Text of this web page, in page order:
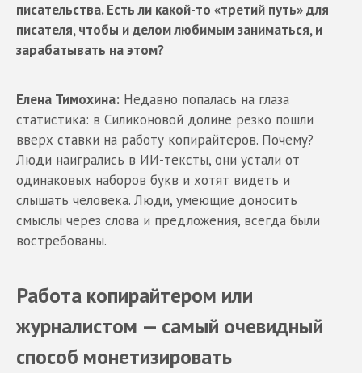
писательства. Есть ли какой-то «третий путь» для
писателя, чтобы и делом любимым заниматься, и
зарабатывать на этом?
Елена Тимохина: Недавно попалась на глаза
статистика: в Силиконовой долине резко пошли
вверх ставки на работу копирайтеров. Почему?
Люди наигрались в ИИ-тексты, они устали от
одинаковых наборов букв и хотят видеть и
слышать человека. Люди, умеющие доносить
смыслы через слова и предложения, всегда были
востребованы.
Работа копирайтером или
журналистом — самый очевидный
способ монетизировать